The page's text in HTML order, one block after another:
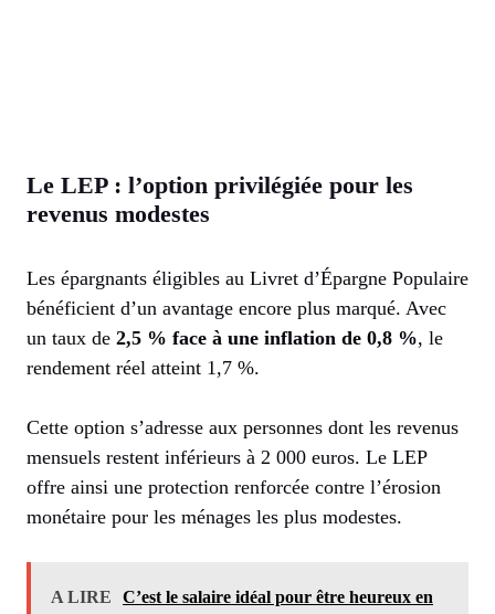
Le LEP : l’option privilégiée pour les
revenus modestes
Les épargnants éligibles au Livret d’Épargne Populaire
bénéficient d’un avantage encore plus marqué. Avec
un taux de 2,5 % face à une inflation de 0,8 %, le
rendement réel atteint 1,7 %.
Cette option s’adresse aux personnes dont les revenus
mensuels restent inférieurs à 2 000 euros. Le LEP
offre ainsi une protection renforcée contre l’érosion
monétaire pour les ménages les plus modestes.
A LIRE
C’est le salaire idéal pour être heureux en